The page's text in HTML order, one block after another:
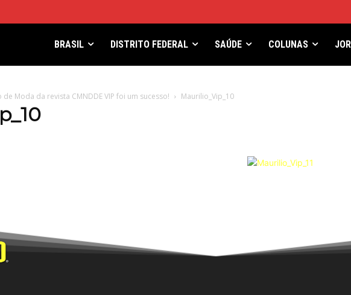
BRASIL DISTRITO FEDERAL SAÚDE COLUNAS
Moda da revista CMNDDE VIP foi um sucesso! Maurilio_Vip_10